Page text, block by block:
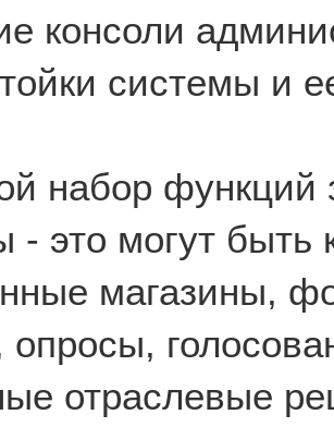
консоли
системы и
набор функций
- это могут быть
магазины,
отраслевые